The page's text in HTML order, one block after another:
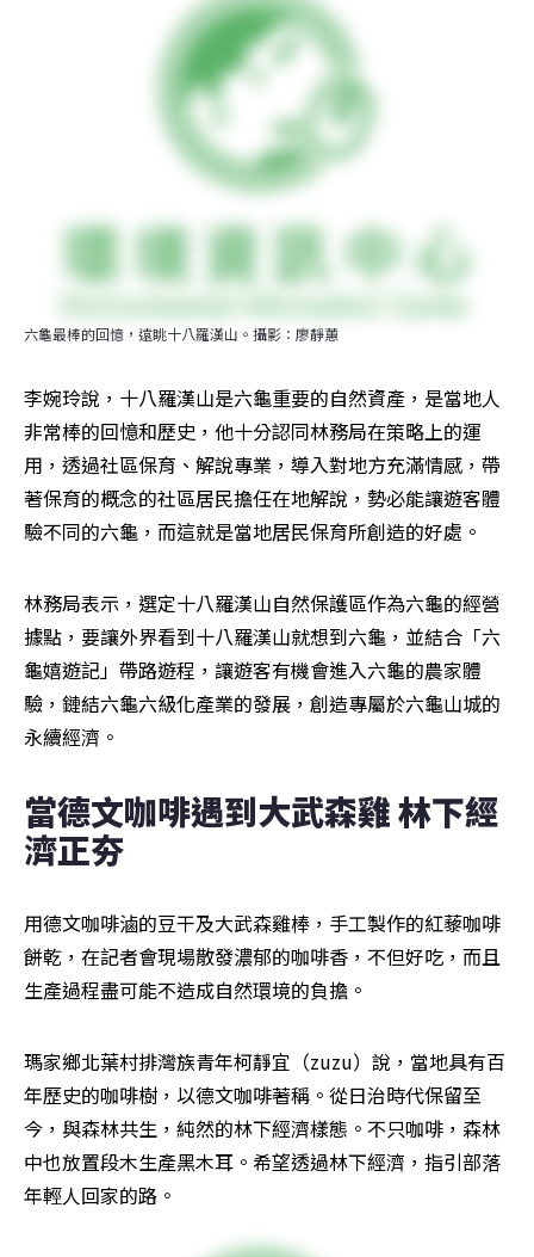
六龜最棒的回憶，遠眺十八羅漢山。攝影：廖靜蕙
李婉玲說，十八羅漢山是六龜重要的自然資產，是當地人
非常棒的回憶和歷史，他十分認同林務局在策略上的運
用，透過社區保育、解說專業，導入對地方充滿情感，帶
著保育的概念的社區居民擔任在地解說，勢必能讓遊客體
驗不同的六龜，而這就是當地居民保育所創造的好處。
林務局表示，選定十八羅漢山自然保護區作為六龜的經營
據點，要讓外界看到十八羅漢山就想到六龜，並結合「六
龜嬉遊記」帶路遊程，讓遊客有機會進入六龜的農家體
驗，鏈結六龜六級化產業的發展，創造專屬於六龜山城的
永續經濟。
當德文咖啡遇到大武森雞 林下經
濟正夯
用德文咖啡滷的豆干及大武森雞棒，手工製作的紅藜咖啡
餅乾，在記者會現場散發濃郁的咖啡香，不但好吃，而且
生產過程盡可能不造成自然環境的負擔。
瑪家鄉北葉村排灣族青年柯靜宜（zuzu）說，當地具有百
年歷史的咖啡樹，以德文咖啡著稱。從日治時代保留至
今，與森林共生，純然的林下經濟樣態。不只咖啡，森林
中也放置段木生產黑木耳。希望透過林下經濟，指引部落
年輕人回家的路。